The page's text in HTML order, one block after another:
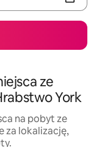
ze
York
na pobyt ze
za lokalizację,